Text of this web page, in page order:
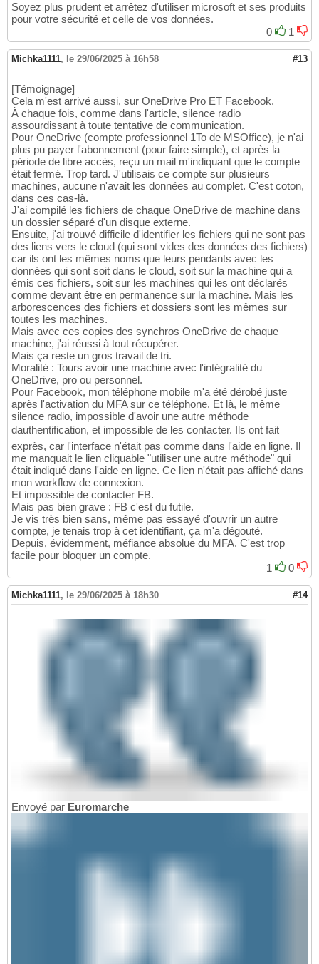
Soyez plus prudent et arrêtez d'utiliser microsoft et ses produits
pour votre sécurité et celle de vos données.
0
1
Michka1111, le 29/06/2025 à 16h58 #13
[Témoignage]
Cela m'est arrivé aussi, sur OneDrive Pro ET Facebook.
À chaque fois, comme dans l'article, silence radio
assourdissant à toute tentative de communication.
Pour OneDrive (compte professionnel 1To de MSOffice), je n'ai
plus pu payer l'abonnement (pour faire simple), et après la
période de libre accès, reçu un mail m'indiquant que le compte
était fermé. Trop tard. J'utilisais ce compte sur plusieurs
machines, aucune n'avait les données au complet. C'est coton,
dans ces cas-là.
J'ai compilé les fichiers de chaque OneDrive de machine dans
un dossier séparé d'un disque externe.
Ensuite, j'ai trouvé difficile d'identifier les fichiers qui ne sont pas
des liens vers le cloud (qui sont vides des données des fichiers)
car ils ont les mêmes noms que leurs pendants avec les
données qui sont soit dans le cloud, soit sur la machine qui a
émis ces fichiers, soit sur les machines qui les ont déclarés
comme devant être en permanence sur la machine. Mais les
arborescences des fichiers et dossiers sont les mêmes sur
toutes les machines.
Mais avec ces copies des synchros OneDrive de chaque
machine, j'ai réussi à tout récupérer.
Mais ça reste un gros travail de tri.
Moralité : Tours avoir une machine avec l'intégralité du
OneDrive, pro ou personnel.
Pour Facebook, mon téléphone mobile m'a été dérobé juste
après l'activation du MFA sur ce téléphone. Et là, le même
silence radio, impossible d'avoir une autre méthode
dauthentification, et impossible de les contacter. Ils ont fait
exprès, car l'interface n'était pas comme dans l'aide en ligne. Il
me manquait le lien cliquable "utiliser une autre méthode" qui
était indiqué dans l'aide en ligne. Ce lien n'était pas affiché dans
mon workflow de connexion.
Et impossible de contacter FB.
Mais pas bien grave : FB c'est du futile.
Je vis très bien sans, même pas essayé d'ouvrir un autre
compte, je tenais trop à cet identifiant, ça m'a dégouté.
Depuis, évidemment, méfiance absolue du MFA. C'est trop
facile pour bloquer un compte.
1
0
Michka1111, le 29/06/2025 à 18h30 #14
Envoyé par Euromarche